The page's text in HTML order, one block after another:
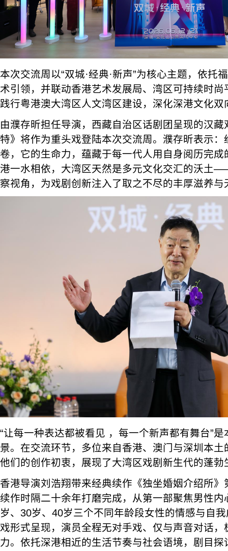
本次交流周以“双城·经典·新声”为核心主题，依托
术引领，并联动香港艺术发展局、湾区可持续时
践行粤港澳大湾区人文湾区建设，深化深港文化双
由濮存昕担任导演，西藏自治区话剧团呈现的汉
特》将作为重头戏登陆本次交流周。濮存昕表示：
卷，它的生命力，蕴藏于每一代人用自身阅历完
港一水相依，大湾区天然是多元文化交汇的沃土
察视角，为戏剧创新注入了取之不尽的丰厚滋养与
“让每一种表达都被看见 ，每一个新声都有舞台”
景。在交流环节，多位来自香港、澳门与深圳本
他们的创作初衷，展现了大湾区戏剧新生代的蓬勃
香港导演刘浩翔带来经典续作《独坐婚姻介绍所
续作时隔二十余年打磨完成，从第一部聚焦男性
岁、30岁、40岁三个不同年龄段女性的情感与自
戏形式呈现，演员全程无对手戏、仅与声音对话
力。依托深港相近的生活节奏与社会语境，剧目